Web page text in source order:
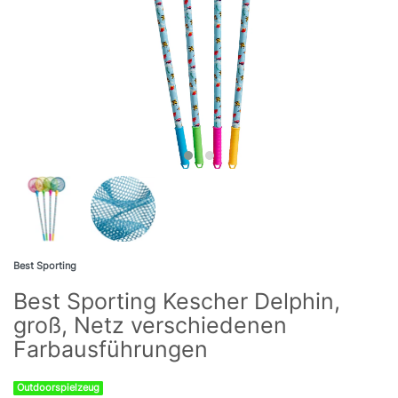
Best Sporting
Best Sporting Kescher Delphin,
groß, Netz verschiedenen
Farbausführungen
Outdoorspielzeug